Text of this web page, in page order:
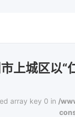
上城区以“
array key 0 in /